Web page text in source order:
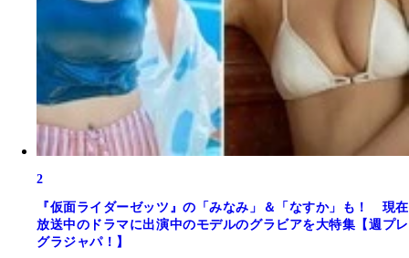
2
『仮面ライダーゼッツ』の「みなみ」＆「なすか」も！ 現在
放送中のドラマに出演中のモデルのグラビアを大特集【週プレ
グラジャパ！】